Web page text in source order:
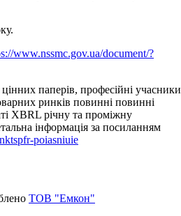
www.nssmc.gov.ua/document/?
паперів, професійні учасники
ринків повинні повинні
XBRL річну та проміжну
інформація за посиланням
poiasniuie
ТОВ "Емкон"